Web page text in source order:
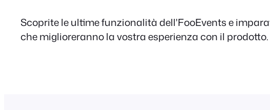
Scoprite le ultime funzionalità dell'FooEvents e
che miglioreranno la vostra esperienza con il prodotto.